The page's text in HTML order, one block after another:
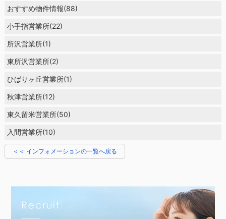
おすすめ物件情報(88)
小手指営業所(22)
所沢営業所(1)
東所沢営業所(2)
ひばりヶ丘営業所(1)
秋津営業所(12)
東久留米営業所(50)
入間営業所(10)
＜＜ インフォメーションの一覧へ戻る